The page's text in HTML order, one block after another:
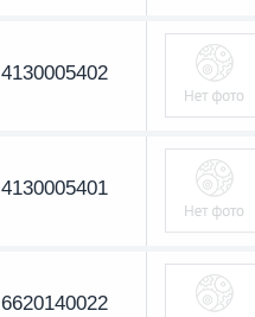
4130005402
4130005401
6620140022